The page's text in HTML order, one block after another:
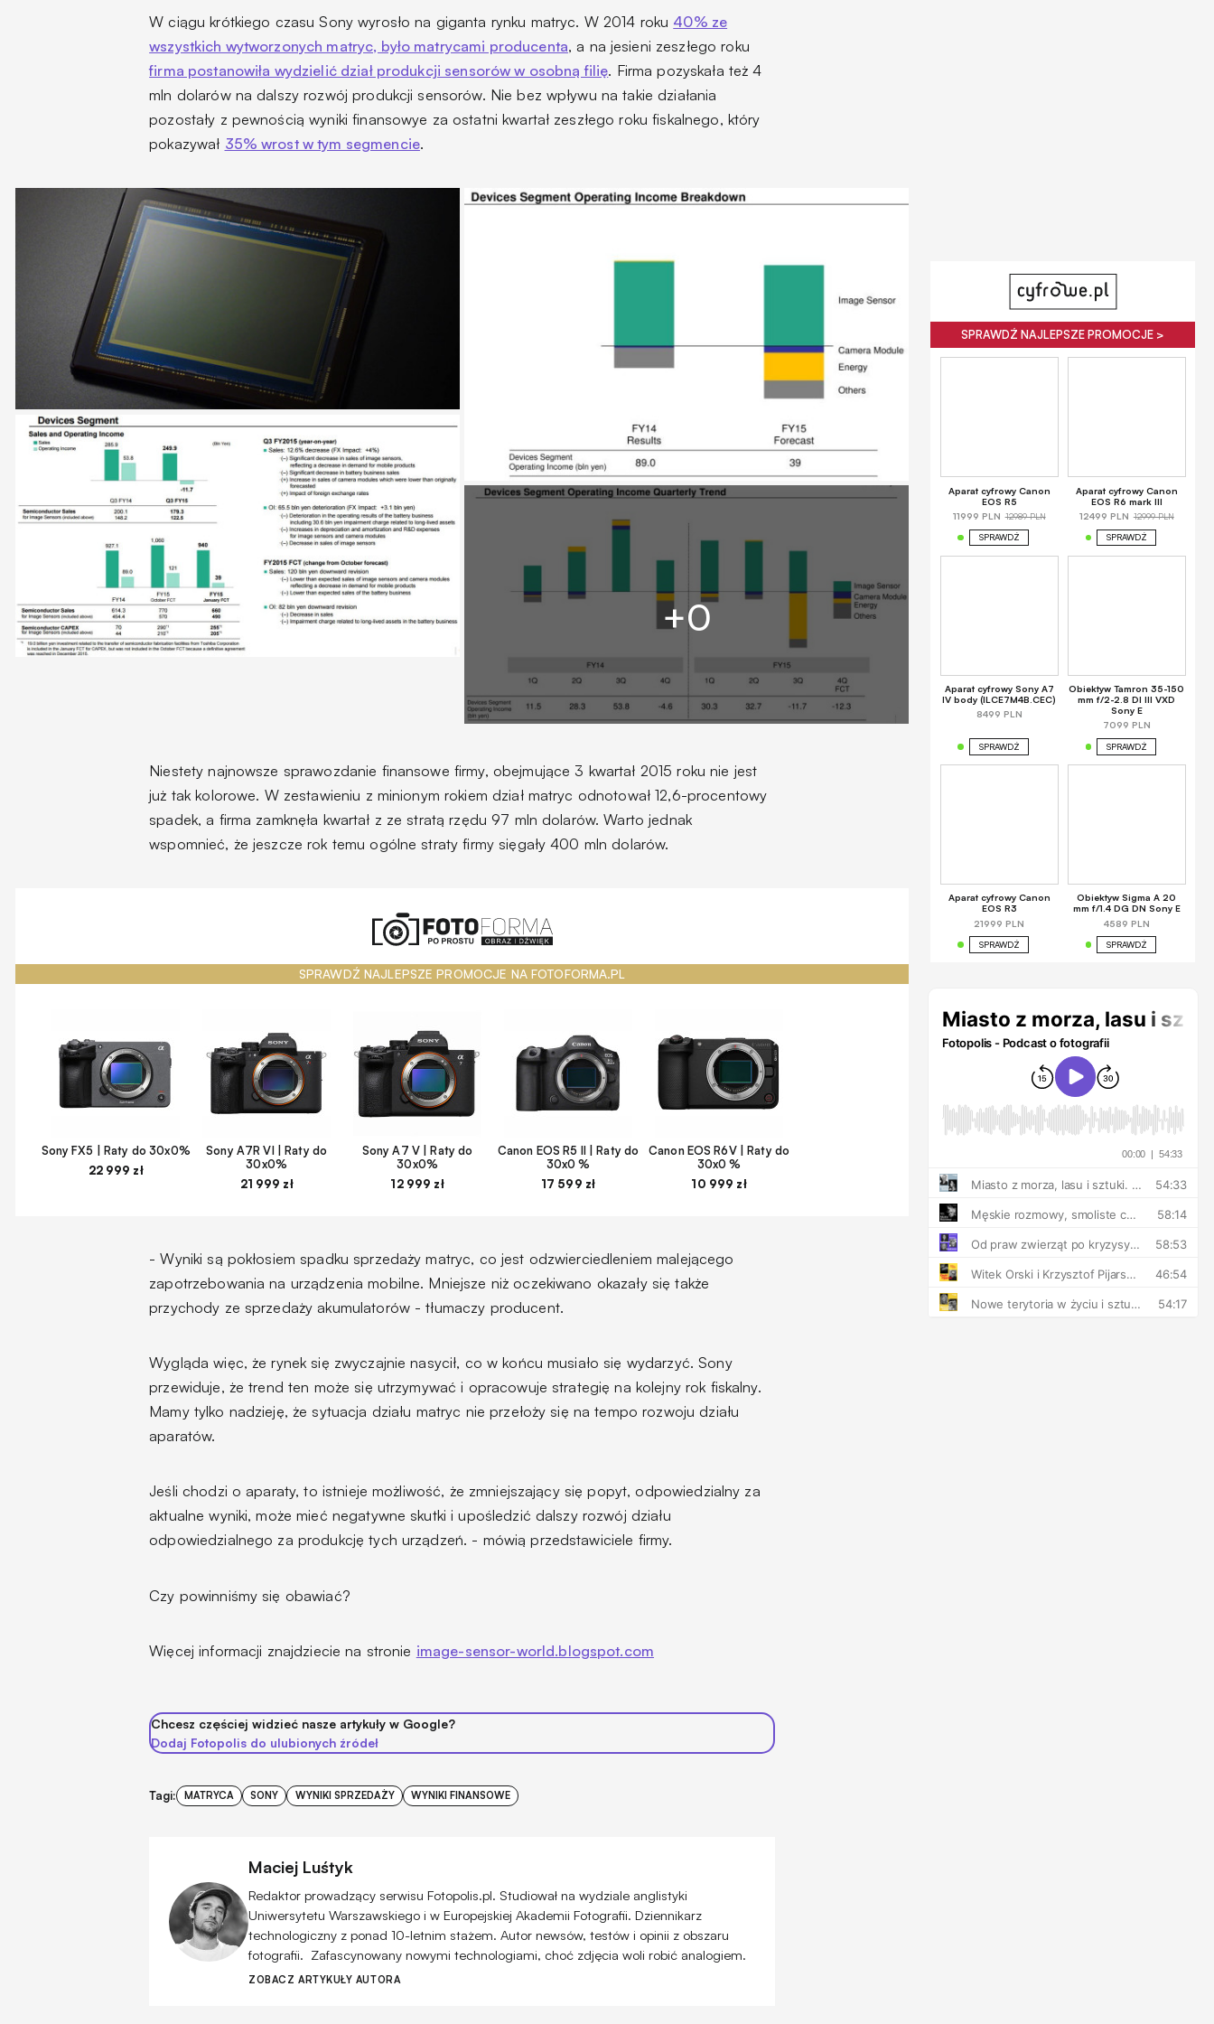
W ciągu krótkiego czasu Sony wyrosło na giganta rynku matryc. W 2014 roku 40% ze
wszystkich wytworzonych matryc, było matrycami producenta, a na jesieni zeszłego roku
firma postanowiła wydzielić dział produkcji sensorów w osobną filię. Firma pozyskała też 4
mln dolarów na dalszy rozwój produkcji sensorów. Nie bez wpływu na takie działania
pozostały z pewnością wyniki finansowye za ostatni kwartał zeszłego roku fiskalnego, który
pokazywał 35% wrost w tym segmencie.
Niestety najnowsze sprawozdanie finansowe firmy, obejmujące 3 kwartał 2015 roku nie jest
już tak kolorowe. W zestawieniu z minionym rokiem dział matryc odnotował 12,6-procentowy
spadek, a firma zamknęła kwartał z ze stratą rzędu 97 mln dolarów. Warto jednak
wspomnieć, że jeszcze rok temu ogólne straty firmy sięgały 400 mln dolarów.
SPRAWDŹ NAJLEPSZE PROMOCJE NA FOTOFORMA.PL
Sony FX5 | Raty do 30x0%
22 999 zł
Sony A7R VI | Raty do
30x0%
21 999 zł
Sony A7 V | Raty do
30x0%
12 999 zł
Canon EOS R5 II | Raty do
30x0 %
17 599 zł
Canon EOS R6V | Raty do
30x0 %
10 999 zł
- Wyniki są pokłosiem spadku sprzedaży matryc, co jest odzwierciedleniem malejącego
zapotrzebowania na urządzenia mobilne. Mniejsze niż oczekiwano okazały się także
przychody ze sprzedaży akumulatorów - tłumaczy producent.
Wygląda więc, że rynek się zwyczajnie nasycił, co w końcu musiało się wydarzyć. Sony
przewiduje, że trend ten może się utrzymywać i opracowuje strategię na kolejny rok fiskalny.
Mamy tylko nadzieję, że sytuacja działu matryc nie przełoży się na tempo rozwoju działu
aparatów.
Jeśli chodzi o aparaty, to istnieje możliwość, że zmniejszający się popyt, odpowiedzialny za
aktualne wyniki, może mieć negatywne skutki i upośledzić dalszy rozwój działu
odpowiedzialnego za produkcję tych urządzeń. - mówią przedstawiciele firmy.
Czy powinniśmy się obawiać?
Więcej informacji znajdziecie na stronie image-sensor-world.blogspot.com
Chcesz częściej widzieć nasze artykuły w Google?
Dodaj Fotopolis do ulubionych źródeł
Tagi: MATRYCA SONY WYNIKI SPRZEDAŻY WYNIKI FINANSOWE
Maciej Luśtyk
Redaktor prowadzący serwisu Fotopolis.pl. Studiował na wydziale anglistyki
Uniwersytetu Warszawskiego i w Europejskiej Akademii Fotografii. Dziennikarz
technologiczny z ponad 10-letnim stażem. Autor newsów, testów i opinii z obszaru
fotografii. Zafascynowany nowymi technologiami, choć zdjęcia woli robić analogiem.
ZOBACZ ARTYKUŁY AUTORA
SPRAWDŹ NAJLEPSZE PROMOCJE >
Aparat cyfrowy Canon
EOS R5
11999 PLN 12989 PLN
SPRAWDŹ
Aparat cyfrowy Canon
EOS R6 mark III
12499 PLN 12999 PLN
SPRAWDŹ
Aparat cyfrowy Sony A7
IV body (ILCE7M4B.CEC)
8499 PLN
SPRAWDŹ
Obiektyw Tamron 35-150
mm f/2-2.8 DI III VXD
Sony E
7099 PLN
SPRAWDŹ
Aparat cyfrowy Canon
EOS R3
21999 PLN
SPRAWDŹ
Obiektyw Sigma A 20
mm f/1.4 DG DN Sony E
4589 PLN
SPRAWDŹ